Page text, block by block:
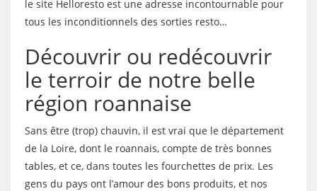
le site Helloresto est une adresse incontournable pour
tous les inconditionnels des sorties resto…
Découvrir ou redécouvrir
le terroir de notre belle
région roannaise
Sans être (trop) chauvin, il est vrai que le département
de la Loire, dont le roannais, compte de très bonnes
tables, et ce, dans toutes les fourchettes de prix. Les
gens du pays ont l’amour des bons produits, et nos